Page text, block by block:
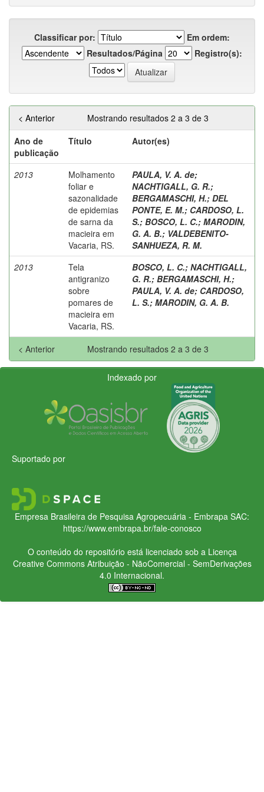
Classificar por:
Em ordem:
Resultados/Página
Registro(s):
Mostrando resultados 2 a 3 de 3
< Anterior
Ano de
publicação
Título Autor(es)
2013
Molhamento
foliar e
sazonalidade
de epidemias
de sarna da
macieira em
Vacaria, RS.
PAULA, V. A. de;
NACHTIGALL, G. R.;
BERGAMASCHI, H.; DEL
PONTE, E. M.; CARDOSO, L.
S.; BOSCO, L. C.; MARODIN,
G. A. B.; VALDEBENITO-
SANHUEZA, R. M.
2013
Tela
antigranizo
sobre
pomares de
macieira em
Vacaria, RS.
BOSCO, L. C.; NACHTIGALL,
G. R.; BERGAMASCHI, H.;
PAULA, V. A. de; CARDOSO,
L. S.; MARODIN, G. A. B.
Mostrando resultados 2 a 3 de 3
< Anterior
Indexado por
Suportado por
Empresa Brasileira de Pesquisa Agropecuária - Embrapa SAC:
https://www.embrapa.br/fale-conosco
O conteúdo do repositório está licenciado sob a Licença
Creative CommonsAtribuição - NãoComercial - SemDerivações
4.0 Internacional.